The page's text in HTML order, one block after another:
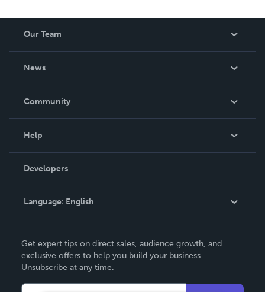
Our Team
News
In The News
Community
Podcast
Help
Order Lookup
Knowledge Base
Contact Support
Developers
Language: English
Deutsch
Français
Get expert tips on direct sales, audience growth, and
exclusive offers to help you build your business.
Unsubscribe at any time.